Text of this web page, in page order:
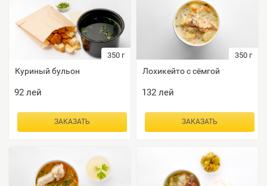
350 г
Куриный бульон
92лей
ЗАКАЗАТЬ
350 г
Лохикейто с сёмгой
132лей
ЗАКАЗАТЬ